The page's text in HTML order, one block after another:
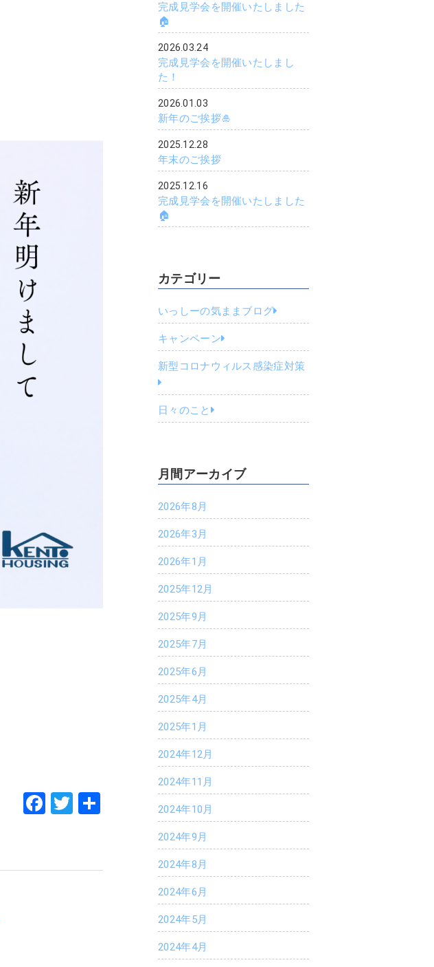
Facebook
Twitter
完成見学会を開催いたしました
🏠
2026.03.24
完成見学会を開催いたしまし
た！
2026.01.03
新年のご挨拶🎍
2025.12.28
年末のご挨拶
2025.12.16
完成見学会を開催いたしました
🏠
カテゴリー
いっしーの気ままブログ
キャンペーン
新型コロナウィルス感染症対策
日々のこと
月間アーカイブ
2026年8月
2026年3月
2026年1月
2025年12月
2025年9月
2025年7月
2025年6月
2025年4月
2025年1月
2024年12月
2024年11月
2024年10月
2024年9月
2024年8月
2024年6月
2024年5月
2024年4月